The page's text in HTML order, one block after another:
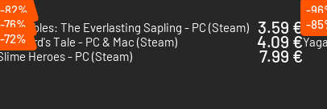
-82%
Bug Fables: The Everlasting Sapling - PC (Steam)
3.59 €
-
-76%
The Bard's Tale - PC & Mac (Steam)
4.09 €
-
-72%
Heroes - PC (Steam)
7.99 €